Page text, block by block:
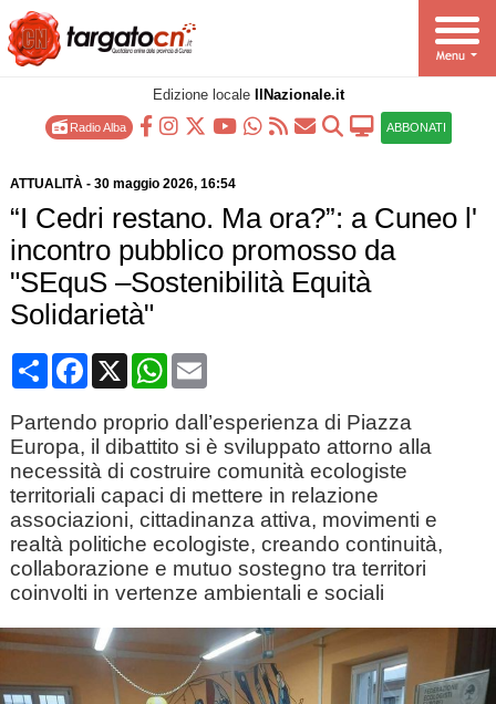
Edizione locale IlNazionale.it
Radio Alba ABBONATI
ATTUALITÀ- 30 maggio 2026, 16:54
“I Cedri restano. Ma ora?”: a Cuneo l'
incontro pubblico promosso da
"SEquS –Sostenibilità Equità
Solidarietà"
CondividiFacebook
X WhatsApp
Email
Partendo proprio dall’esperienza di Piazza
Europa, il dibattito si è sviluppato attorno alla
necessità di costruire comunità ecologiste
territoriali capaci di mettere in relazione
associazioni, cittadinanza attiva, movimenti e
realtà politiche ecologiste, creando continuità,
collaborazione e mutuo sostegno tra territori
coinvolti in vertenze ambientali e sociali